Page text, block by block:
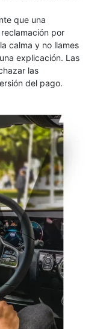
que una
por
calma y no llames
explicación. Las
las
del pago.